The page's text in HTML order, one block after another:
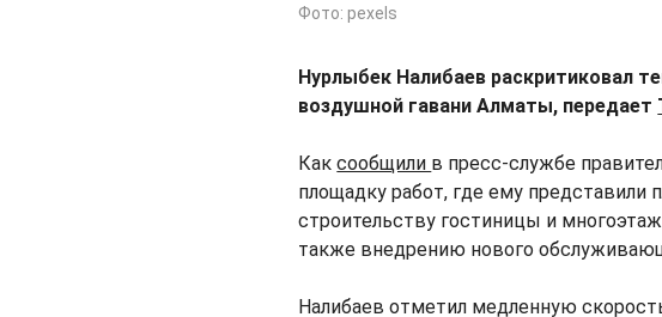
Фото: pexels
Нурлыбек Налибаев раскритиковал
воздушной гавани Алматы, передает
Каксообщили в пресс-службе
площадку работ, где ему
строительству гостиницы и
также внедрению нового
Налибаев отметил медленную